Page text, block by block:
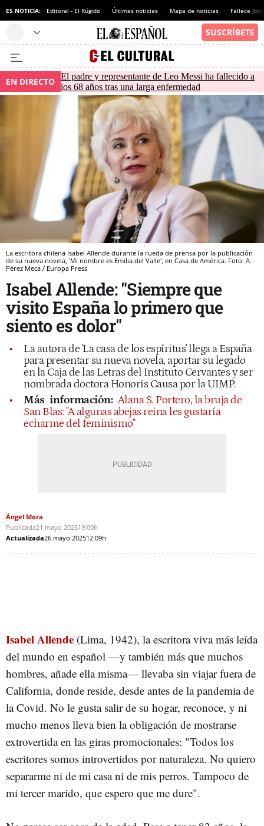
ES NOTICIA: Editoral - El Rúgido Últimas noticias Mapa de noticias Fallece
EN DIRECTO El padre y representante de Leo Messi ha fallecido a
los 68 años tras una larga enfermedad
La escritora chilena Isabel Allende durante la rueda de prensa por la publicación
de su nueva novela, 'Mi nombre es Emilia del Valle', en Casa de América. Foto: A.
Pérez Meca / Europa Press
Isabel Allende: "Siempre que
visito España lo primero que
siento es dolor"
La autora de 'La casa de los espíritus' llega a España
para presentar su nueva novela, aportar su legado
en la Caja de las Letras del Instituto Cervantes y ser
nombrada doctora Honoris Causa por la UIMP.
Más información: Alana S. Portero, la bruja de
San Blas: "A algunas abejas reina les gustaría
echarme del feminismo"
Ángel Mora
Publicada21 mayo 202519:00h
Actualizada26 mayo 202512:09h
Isabel Allende (Lima, 1942), la escritora viva más leída
del mundo en español —y también más que muchos
hombres, añade ella misma— llevaba sin viajar fuera de
California, donde reside, desde antes de la pandemia de
la Covid. No le gusta salir de su hogar, reconoce, y ni
mucho menos lleva bien la obligación de mostrarse
extrovertida en las giras promocionales: "Todos los
escritores somos introvertidos por naturaleza. No quiero
separarme ni de mi casa ni de mis perros. Tampoco de
mi tercer marido, que espero que me dure".